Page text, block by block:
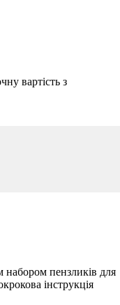
вартість з
набором пензликів для
інструкція